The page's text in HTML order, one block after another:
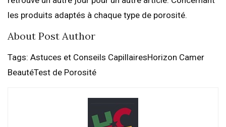
les produits adaptés à chaque type de porosité.
About Post Author
Tags: Astuces et Conseils CapillairesHorizon Camer
BeautéTest de Porosité